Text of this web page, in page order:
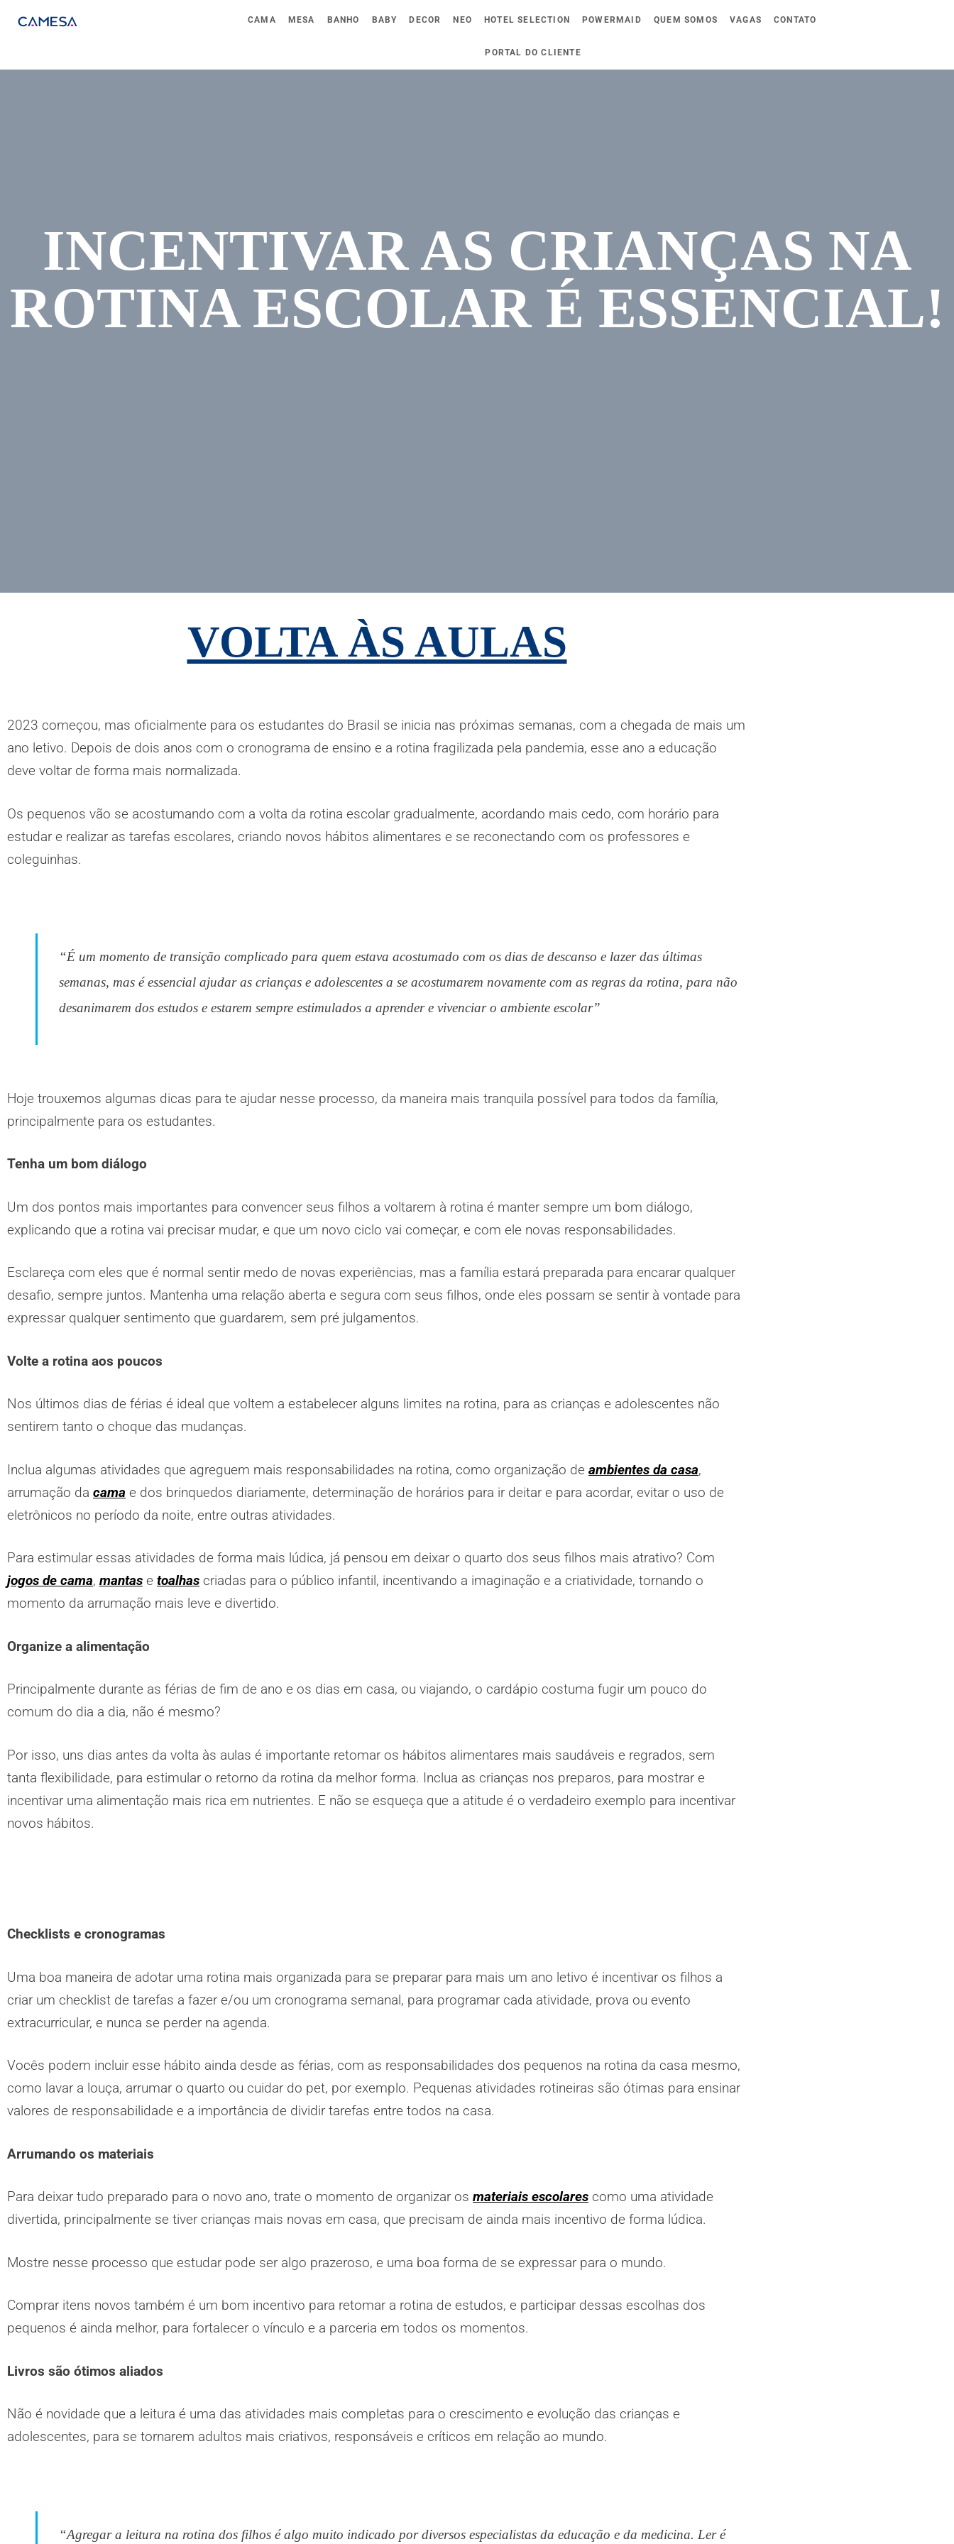
CAMA MESA BANHO BABY DECOR NEO HOTEL SELECTION POWERMAID QUEM SOMOS VAGAS CONTATO
PORTAL DO CLIENTE
INCENTIVAR AS CRIANÇAS NA
ROTINA ESCOLAR É ESSENCIAL!
VOLTA ÀS AULAS
2023 começou, mas oficialmente para os estudantes do Brasil se inicia nas próximas semanas, com a chegada de mais um
ano letivo. Depois de dois anos com o cronograma de ensino e a rotina fragilizada pela pandemia, esse ano a educação
deve voltar de forma mais normalizada.
Os pequenos vão se acostumando com a volta da rotina escolar gradualmente, acordando mais cedo, com horário para
estudar e realizar as tarefas escolares, criando novos hábitos alimentares e se reconectando com os professores e
coleguinhas.
“É um momento de transição complicado para quem estava acostumado com os dias de descanso e lazer das últimas
semanas, mas é essencial ajudar as crianças e adolescentes a se acostumarem novamente com as regras da rotina, para não
desanimarem dos estudos e estarem sempre estimulados a aprender e vivenciar o ambiente escolar”
Hoje trouxemos algumas dicas para te ajudar nesse processo, da maneira mais tranquila possível para todos da família,
principalmente para os estudantes.
Tenha um bom diálogo
Um dos pontos mais importantes para convencer seus filhos a voltarem à rotina é manter sempre um bom diálogo,
explicando que a rotina vai precisar mudar, e que um novo ciclo vai começar, e com ele novas responsabilidades.
Esclareça com eles que é normal sentir medo de novas experiências, mas a família estará preparada para encarar qualquer
desafio, sempre juntos. Mantenha uma relação aberta e segura com seus filhos, onde eles possam se sentir à vontade para
expressar qualquer sentimento que guardarem, sem pré julgamentos.
Volte a rotina aos poucos
Nos últimos dias de férias é ideal que voltem a estabelecer alguns limites na rotina, para as crianças e adolescentes não
sentirem tanto o choque das mudanças.
Inclua algumas atividades que agreguem mais responsabilidades na rotina, como organização de ambientes da casa,
arrumação da cama e dos brinquedos diariamente, determinação de horários para ir deitar e para acordar, evitar o uso de
eletrônicos no período da noite, entre outras atividades.
Para estimular essas atividades de forma mais lúdica, já pensou em deixar o quarto dos seus filhos mais atrativo? Com
jogos de cama, mantas e toalhas criadas para o público infantil, incentivando a imaginação e a criatividade, tornando o
momento da arrumação mais leve e divertido.
Organize a alimentação
Principalmente durante as férias de fim de ano e os dias em casa, ou viajando, o cardápio costuma fugir um pouco do
comum do dia a dia, não é mesmo?
Por isso, uns dias antes da volta às aulas é importante retomar os hábitos alimentares mais saudáveis e regrados, sem
tanta flexibilidade, para estimular o retorno da rotina da melhor forma. Inclua as crianças nos preparos, para mostrar e
incentivar uma alimentação mais rica em nutrientes. E não se esqueça que a atitude é o verdadeiro exemplo para incentivar
novos hábitos.
Checklists e cronogramas
Uma boa maneira de adotar uma rotina mais organizada para se preparar para mais um ano letivo é incentivar os filhos a
criar um checklist de tarefas a fazer e/ou um cronograma semanal, para programar cada atividade, prova ou evento
extracurricular, e nunca se perder na agenda.
Vocês podem incluir esse hábito ainda desde as férias, com as responsabilidades dos pequenos na rotina da casa mesmo,
como lavar a louça, arrumar o quarto ou cuidar do pet, por exemplo. Pequenas atividades rotineiras são ótimas para ensinar
valores de responsabilidade e a importância de dividir tarefas entre todos na casa.
Arrumando os materiais
Para deixar tudo preparado para o novo ano, trate o momento de organizar os materiais escolares como uma atividade
divertida, principalmente se tiver crianças mais novas em casa, que precisam de ainda mais incentivo de forma lúdica.
Mostre nesse processo que estudar pode ser algo prazeroso, e uma boa forma de se expressar para o mundo.
Comprar itens novos também é um bom incentivo para retomar a rotina de estudos, e participar dessas escolhas dos
pequenos é ainda melhor, para fortalecer o vínculo e a parceria em todos os momentos.
Livros são ótimos aliados
Não é novidade que a leitura é uma das atividades mais completas para o crescimento e evolução das crianças e
adolescentes, para se tornarem adultos mais criativos, responsáveis e críticos em relação ao mundo.
“Agregar a leitura na rotina dos filhos é algo muito indicado por diversos especialistas da educação e da medicina. Ler é